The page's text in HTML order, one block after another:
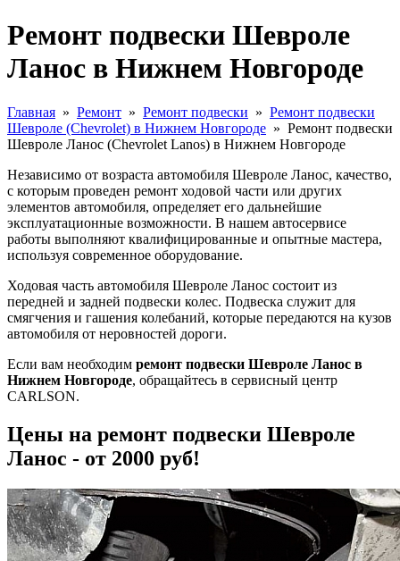
Ремонт подвески Шевроле
Ланос в Нижнем Новгороде
Главная » Ремонт » Ремонт подвески » Ремонт подвески
Шевроле (Chevrolet) в Нижнем Новгороде » Ремонт подвески
Шевроле Ланос (Chevrolet Lanos) в Нижнем Новгороде
Независимо от возраста автомобиля Шевроле Ланос, качество,
с которым проведен ремонт ходовой части или других
элементов автомобиля, определяет его дальнейшие
эксплуатационные возможности. В нашем автосервисе
работы выполняют квалифицированные и опытные мастера,
используя современное оборудование.
Ходовая часть автомобиля Шевроле Ланос состоит из
передней и задней подвески колес. Подвеска служит для
смягчения и гашения колебаний, которые передаются на кузов
автомобиля от неровностей дороги.
Если вам необходим ремонт подвески Шевроле Ланос в
Нижнем Новгороде, обращайтесь в сервисный центр
CARLSON.
Цены на ремонт подвески Шевроле
Ланос - от 2000 руб!